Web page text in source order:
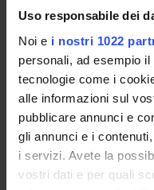
Uso responsabile dei
Noi e i nostri 1022
personali, ad esempio
tecnologie come i
alle informazioni sul
pubblicare annunci e
gli annunci e i
i servizi. Avete la
vostri dati e per quali
RESEARCH AREAS
Psychiatry
SECTIONS
Section of Psychiatry